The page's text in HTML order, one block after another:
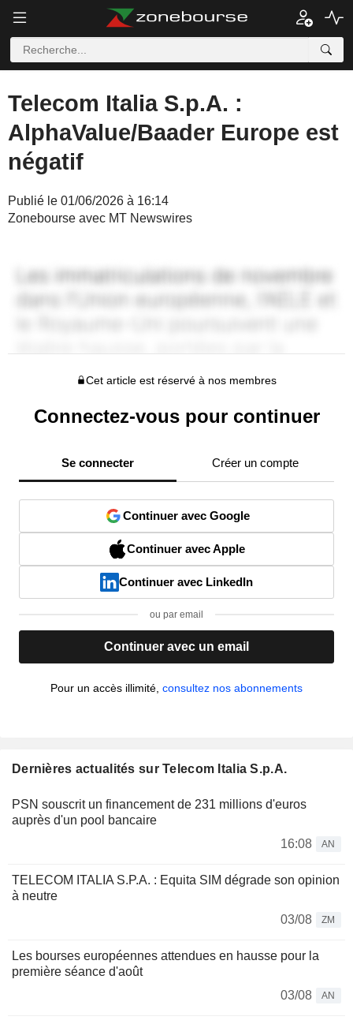
Telecom Italia S.p.A. :
AlphaValue/Baader Europe est
négatif
Publié le 01/06/2026 à 16:14
Zonebourse avec MT Newswires
Cet article est réservé à nos membres
Connectez-vous pour continuer
Se connecter Créer un compte
Continuer avec Google
Continuer avec Apple
Continuer avec LinkedIn
ou par email
Continuer avec un email
Pour un accès illimité, consultez nos abonnements
Dernières actualités sur Telecom Italia S.p.A.
PSN souscrit un financement de 231 millions d'euros
auprès d'un pool bancaire
16:08
AN
TELECOM ITALIA S.P.A. : Equita SIM dégrade son opinion
à neutre
03/08
ZM
Les bourses européennes attendues en hausse pour la
première séance d'août
03/08
AN